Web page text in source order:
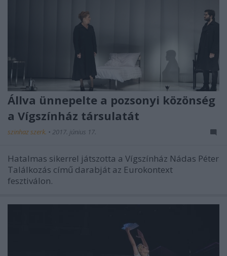
Állva ünnepelte a pozsonyi közönség
a Vígszínház társulatát
szinhaz szerk. • 2017. június 17.
Hatalmas sikerrel játszotta a Vígszínház Nádas Péter
Találkozás című darabját az Eurokontext
fesztiválon.